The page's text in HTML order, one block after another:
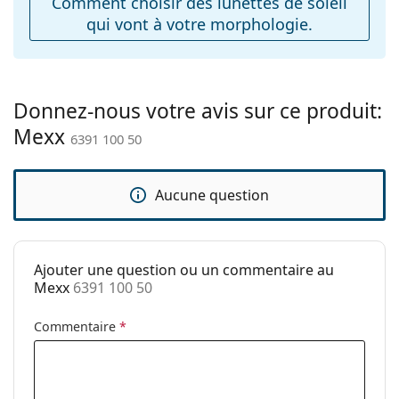
Accessoires
Étui:
Oui
Tissu de
Oui
Autres
Sexe:
Catégorie:
Lunettes de soleil
Mexx
Code:
6391 100 50
qui vont à votre morphologie.
Donnez-nous votre avis sur ce produit:
Mexx 6391 100 50
Aucune question
Ajouter une question ou un commentaire au
Mexx 6391 100 50
Commentaire *